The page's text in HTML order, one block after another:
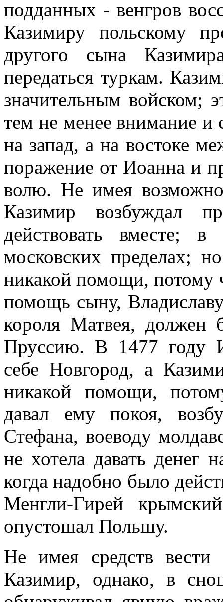
подданных - венгров
Казимиру польскому
другого сына
передаться туркам.
значительным войском;
тем не менее внимание и
на запад, а на востоке
поражение от Иоанна и
волю. Не имея
Казимир возбуждал
действовать вместе;
московских пределах;
никакой помощи, потому
помощь сыну,
короля Матвея, должен
Пруссию. В 1477 году
себе Новгород, а
никакой помощи,
давал ему покоя,
Стефана, воеводу
не хотела давать денег
когда надобно было
Менгли-Гирей
опустошал Польшу.
Не имея средств
Казимир, однако, в